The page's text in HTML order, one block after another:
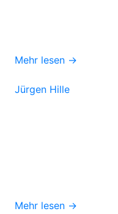
Mehr lesen →
Jürgen Hille
Mehr lesen →